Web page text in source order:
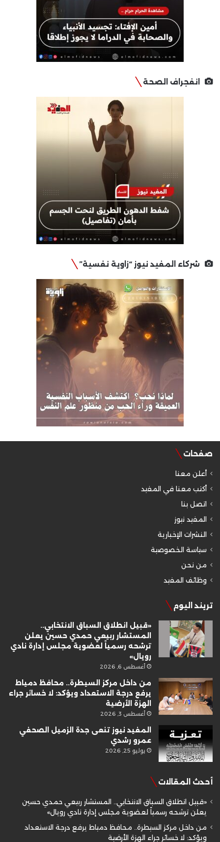
انفجراف الصحة
شركاء المفيد نيوز “زاوية نفسية”
صفحات
أعلن معنا
أكتب معنا في المفيد
اتصل بنا
المفيد نيوز
النشرات الإخبارية
سياسة الخصوصية
من نحن
وظائف المفيد
تريند اليوم
«قبيل انطلاق السباق الانتخابي..
المستشار ربيعي حمدي حسين يعلن
ترشحه رسمياً لعضوية مجلس إدارة نادي
رويال»
أغسطس 6, 2026
من داخل مركز السيطرة.. محافظ دمياط
يرفع درجة الاستعداد ويؤكد: لا خسائر جراء
الهزة الأرضية
أغسطس 3, 2026
المفيد نيوز تنعى جدة الزميل الصحفي
عمرو رشدي
يوليو 25, 2026
أحدث المقالات
«قبيل انطلاق السباق الانتخابي.. المستشار ربيعي حمدي حسين
يعلن ترشحه رسمياً لعضوية مجلس إدارة نادي رويال»
من داخل مركز السيطرة.. محافظ دمياط يرفع درجة الاستعداد
ويؤكد: لا خسائر جراء الهزة الأرضية